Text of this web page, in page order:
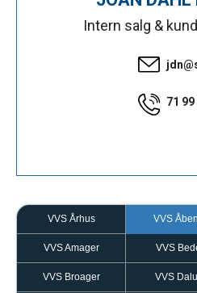
Intern salg &
71
VVS Århus VVS
VVS Amager VVS
VVS Broager VVS